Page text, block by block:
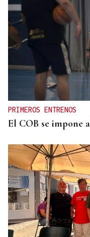
PRIMEROS ENTRENOS
El COB se impone